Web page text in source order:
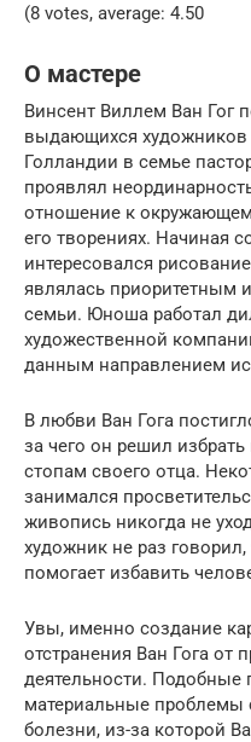
(8 votes, average: 4.50
О мастере
Винсент Виллем Ван Гог
выдающихся художников
Голландии в семье
проявлял
отношение к
его творениях. Начиная
интересовался
являлась приоритетным
семьи. Юноша работал
художественной
данным направлением
В любви Ван Гога
за чего он решил
стопам своего отца.
занимался
живопись никогда не
художник не раз
помогает избавить
Увы, именно создание
отстранения Ван Гога от
деятельности.
материальные проблемы
болезни, из-за которой